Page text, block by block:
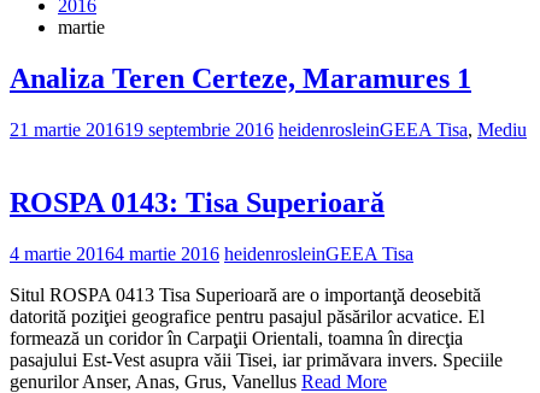
2016
martie
Analiza Teren Certeze, Maramures 1
21 martie 201619 septembrie 2016 heidenrosleinGEEA Tisa, Mediu
ROSPA 0143: Tisa Superioară
4 martie 20164 martie 2016 heidenrosleinGEEA Tisa
Situl ROSPA 0413 Tisa Superioară are o importanţă deosebită
datorită poziţiei geografice pentru pasajul păsărilor acvatice. El
formează un coridor în Carpaţii Orientali, toamna în direcţia
pasajului Est-Vest asupra văii Tisei, iar primăvara invers. Speciile
genurilor Anser, Anas, Grus, Vanellus Read More